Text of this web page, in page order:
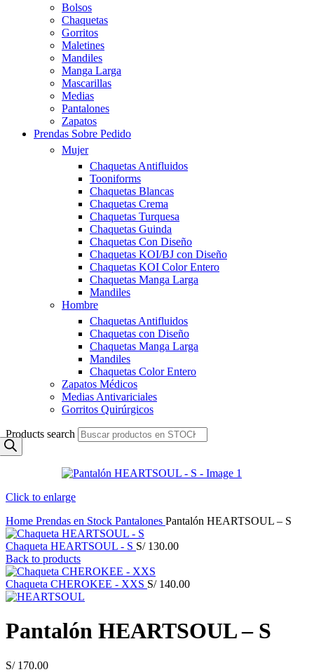
Bolsos
Chaquetas
Gorritos
Maletines
Mandiles
Manga Larga
Mascarillas
Medias
Pantalones
Zapatos
Prendas Sobre Pedido
Mujer
Chaquetas Antifluidos
Tooniforms
Chaquetas Blancas
Chaquetas Crema
Chaquetas Turquesa
Chaquetas Guinda
Chaquetas Con Diseño
Chaquetas KOI/BJ con Diseño
Chaquetas KOI Color Entero
Chaquetas Manga Larga
Mandiles
Hombre
Chaquetas Antifluidos
Chaquetas con Diseño
Chaquetas Manga Larga
Mandiles
Chaquetas Color Entero
Zapatos Médicos
Medias Antivariciales
Gorritos Quirúrgicos
Products search
Click to enlarge
Home Prendas en Stock Pantalones Pantalón HEARTSOUL – S
Chaqueta HEARTSOUL - S S/130.00
Back to products
Chaqueta CHEROKEE - XXS S/140.00
Pantalón HEARTSOUL – S
S/170.00